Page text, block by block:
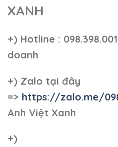
XANH
+) Hotline :
doanh
+) Zalo tại đây
=> https://zalo.me/
Anh Việt Xanh
+)